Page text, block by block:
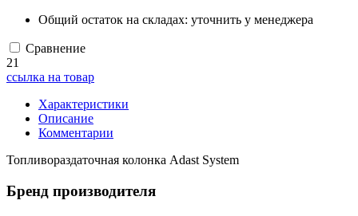
Общий остаток на складах: уточнить у менеджера
Сравнение
21
ссылка на товар
Характеристики
Описание
Комментарии
Топливораздаточная колонка Adast System
Бренд производителя